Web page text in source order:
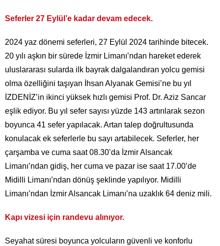
Seferler 27 Eylül’e kadar devam edecek.
2024 yaz dönemi seferleri, 27 Eylül 2024 tarihinde bitecek.
20 yılı aşkın bir sürede İzmir Limanı’ndan hareket ederek
uluslararası sularda ilk bayrak dalgalandıran yolcu gemisi
olma özelliğini taşıyan İhsan Alyanak Gemisi’ne bu yıl
İZDENİZ’in ikinci yüksek hızlı gemisi Prof. Dr. Aziz Sancar
eşlik ediyor. Bu yıl sefer sayısı yüzde 143 artırılarak sezon
boyunca 41 sefer yapılacak. Artan talep doğrultusunda
konulacak ek seferlerle bu sayı artabilecek. Seferler, her
çarşamba ve cuma saat 08.30’da İzmir Alsancak
Limanı’ndan gidiş, her cuma ve pazar ise saat 17.00’de
Midilli Limanı’ndan dönüş şeklinde yapılıyor. Midilli
Limanı’ndan İzmir Alsancak Limanı’na uzaklık 64 deniz mili.
Kapı vizesi için randevu alınıyor.
Seyahat süresi boyunca yolcuların güvenli ve konforlu